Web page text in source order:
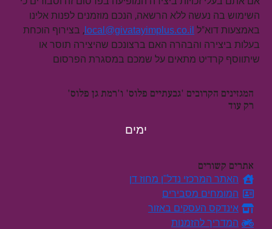
השימוש בה נעשה ללא הרשאה, הנכם מוזמנים לפנות אלינו
באמצעות דוא"ל local@givatayimplus.co.il , בצירוף הוכחת
בעלות ביצירה והבהרה האם ברצונכם שהיצירה תוסר או
שיתווסף קרדיט מתאים על שמכם במסגרת הפרסום
המגזינים הקרובים 'גבעתיים פלוס' ו'רמת גן פלוס'
רק עוד
ימים
אתרים קשורים
האתר המרכזי נדל"ן מחוז דן
המומחים מסבירים
אינדקס העסקים באזור
המדריך להזמנות